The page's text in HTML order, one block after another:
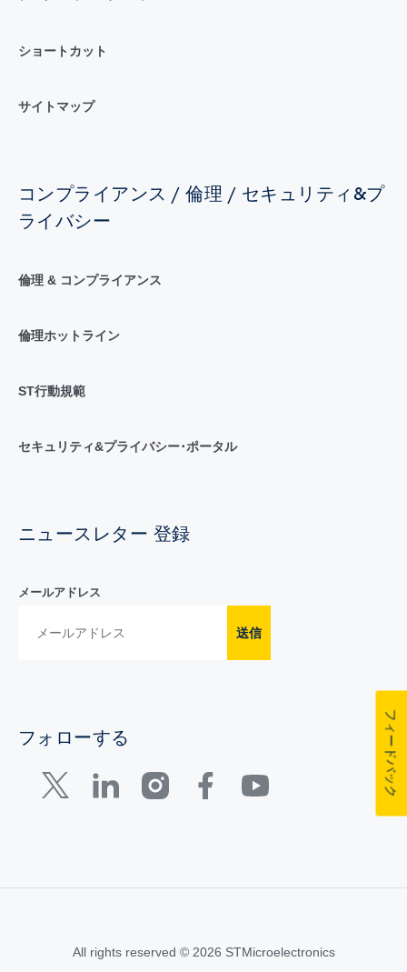
ショートカット
サイトマップ
コンプライアンス / 倫理 / セキュリティ&プ
ライバシー
倫理 & コンプライアンス
倫理ホットライン
ST行動規範
セキュリティ&プライバシー･ポータル
ニュースレター 登録
メールアドレス
送信
フォローする
All rights reserved © 2026 STMicroelectronics
フィードバック